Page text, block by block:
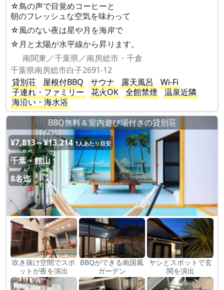
☆鳥の声で目覚めコーヒーと
朝のフレッシュな空気を味わって
☆風のない夜は星や月を海岸で
☆月と太陽が水平線から昇ります。
南関東／千葉県／南房総市・千倉
千葉県南房総市白子2691-12
貸別荘
屋根付BBQ サウナ 露天風呂
Wi-Fi
子連れ・ファミリー
花火OK 全館禁煙
温泉近隣
海沿い・海水浴
BBQ無料＆室内遊び場付きの貸別荘
¥7,813～¥13,214 1人あたり目安
千葉・館山
8名迄
吹き抜け空間でスポ
ットが夜を演出
BBQができる南国風
ガーデン
ヤシとスポットで玄
関を演出